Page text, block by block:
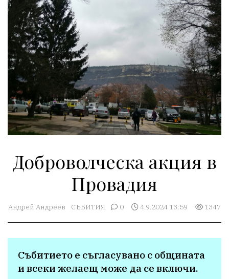
Доброволческа акция в
Провадия
Андрей Андреев СЪБИТИЯ 0 4.9.2024 13:59 1347
Събитието е съгласувано с общината
и всеки желаещ може да се включи.